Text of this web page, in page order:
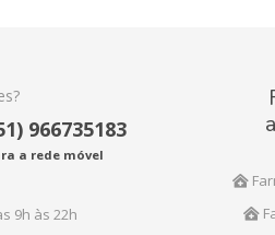
966735183
a rede móvel
9h às 22h